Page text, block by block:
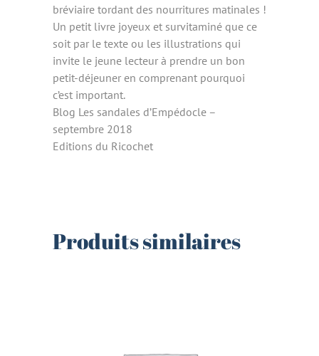
bréviaire tordant des nourritures matinales !
Un petit livre joyeux et survitaminé que ce
soit par le texte ou les illustrations qui
invite le jeune lecteur à prendre un bon
petit-déjeuner en comprenant pourquoi
c’est important.
Blog Les sandales d’Empédocle –
septembre 2018
Editions du Ricochet
Produits similaires